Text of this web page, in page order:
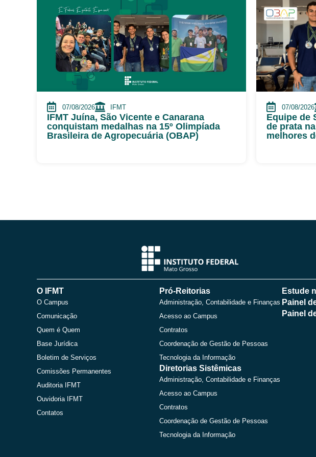
07/08/2026 IFMT
IFMT Juína, São Vicente e Canarana
conquistam medalhas na 15º Olimpíada
Brasileira de Agropecuária (OBAP)
07/08/2026
Equipe de
de prata
melhores
O IFMT
O Campus
Comunicação
Quem é Quem
Base Jurídica
Boletim de Serviços
Comissões Permanentes
Auditoria IFMT
Ouvidoria IFMT
Contatos
Pró-Reitorias
Administração, Contabilidade e Finanças
Acesso ao Campus
Contratos
Coordenação de Gestão de Pessoas
Tecnologia da Informação
Diretorias Sistêmicas
Administração, Contabilidade e Finanças
Acesso ao Campus
Contratos
Coordenação de Gestão de Pessoas
Tecnologia da Informação
Estude
Painel
Painel